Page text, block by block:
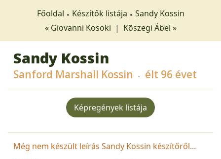
Főoldal Készítők listája
Sandy Kossin
« Giovanni Kosoki | Kõszegi Ábel »
Sandy Kossin
Sanford Marshall Kossin élt 96 évet
Képregények listája
Még nem készült leírás Sandy Kossin készítőről...